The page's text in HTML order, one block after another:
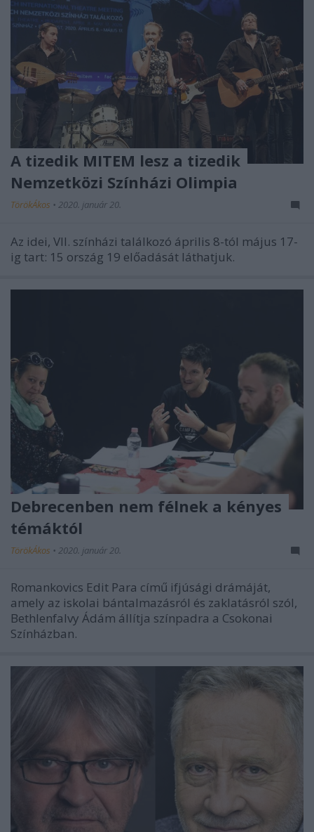
A tizedik MITEM lesz a tizedik
Nemzetközi Színházi Olimpia
TörökÁkos • 2020. január 20.
Az idei, VII. színházi találkozó április 8-tól május 17-
ig tart: 15 ország 19 előadását láthatjuk.
Debrecenben nem félnek a kényes
témáktól
TörökÁkos • 2020. január 20.
Romankovics Edit Para című ifjúsági drámáját,
amely az iskolai bántalmazásról és zaklatásról szól,
Bethlenfalvy Ádám állítja színpadra a Csokonai
Színházban.